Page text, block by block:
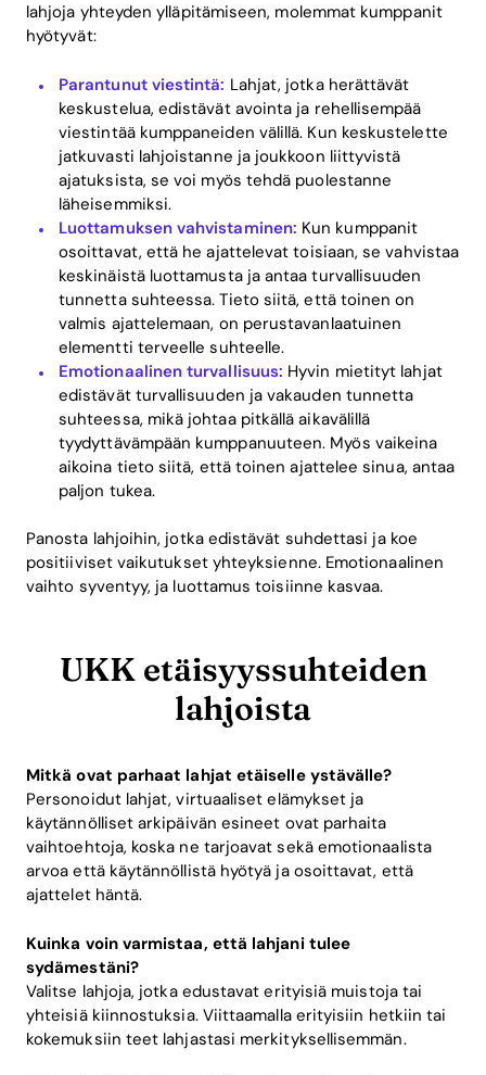
lahjoja yhteyden ylläpitämiseen, molemmat kumppanit
hyötyvät:
Parantunut viestintä: Lahjat, jotka herättävät
keskustelua, edistävät avointa ja rehellisempää
viestintää kumppaneiden välillä. Kun keskustelette
jatkuvasti lahjoistanne ja joukkoon liittyvistä
ajatuksista, se voi myös tehdä puolestanne
läheisemmiksi.
Luottamuksen vahvistaminen: Kun kumppanit
osoittavat, että he ajattelevat toisiaan, se vahvistaa
keskinäistä luottamusta ja antaa turvallisuuden
tunnetta suhteessa. Tieto siitä, että toinen on
valmis ajattelemaan, on perustavanlaatuinen
elementti terveelle suhteelle.
Emotionaalinen turvallisuus: Hyvin mietityt lahjat
edistävät turvallisuuden ja vakauden tunnetta
suhteessa, mikä johtaa pitkällä aikavälillä
tyydyttävämpään kumppanuuteen. Myös vaikeina
aikoina tieto siitä, että toinen ajattelee sinua, antaa
paljon tukea.
Panosta lahjoihin, jotka edistävät suhdettasi ja koe
positiiviset vaikutukset yhteyksienne. Emotionaalinen
vaihto syventyy, ja luottamus toisiinne kasvaa.
UKK etäisyyssuhteiden
lahjoista
Mitkä ovat parhaat lahjat etäiselle ystävälle?
Personoidut lahjat, virtuaaliset elämykset ja
käytännölliset arkipäivän esineet ovat parhaita
vaihtoehtoja, koska ne tarjoavat sekä emotionaalista
arvoa että käytännöllistä hyötyä ja osoittavat, että
ajattelet häntä.
Kuinka voin varmistaa, että lahjani tulee
sydämestäni?
Valitse lahjoja, jotka edustavat erityisiä muistoja tai
yhteisiä kiinnostuksia. Viittaamalla erityisiin hetkiin tai
kokemuksiin teet lahjastasi merkityksellisemmän.